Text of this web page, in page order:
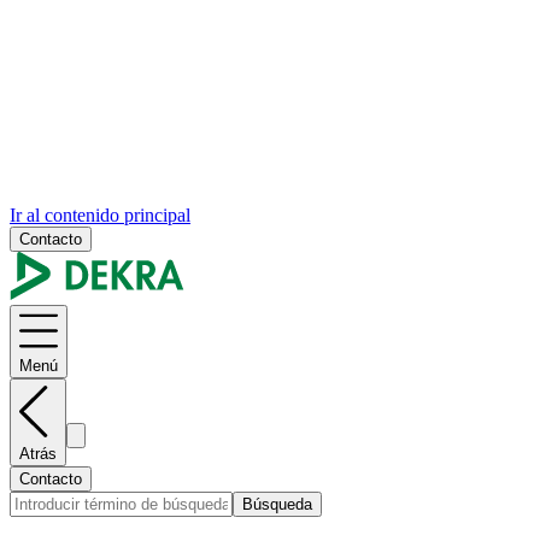
Ir al contenido principal
Contacto
Menú
Atrás
Contacto
Búsqueda